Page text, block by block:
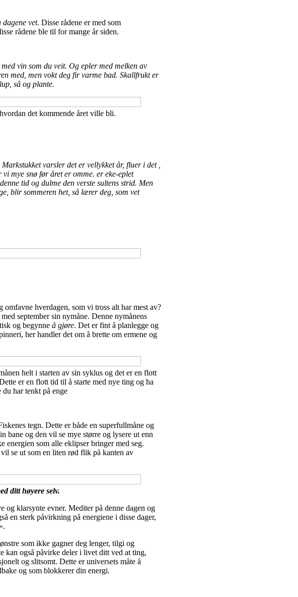
dagene vet. Disse rådene er med som
rådene ble til for mange år siden.
vin som du veit. Og epler med melken av
med, men vokt deg fir varme bad. Skallfrukt er
så og plante.
det kommende året ville bli.
varsler det er vellykket år, fluer i det ,
mye snø før året er omme. er eke-eplet
tid og dulme den verste sultens strid. Men
blir sommeren het, så lærer deg, som vet
hverdagen, som vi tross alt har mest av?
september sin nymåne. Denne nymånens
og begynne å gjøre. Det er fint å planlegge og
her handler det om å brette om ermene og
helt i starten av sin syklus og det er en flott
er en flott tid til å starte med nye ting og ha
har tenkt på enge
tegn. Dette er både en superfullmåne og
bane og den vil se mye større og lysere ut enn
energien som alle eklipser bringer med seg.
se ut som en liten rød flik på kanten av
ditt høyere selv.
klarsynte evner. Mediter på denne dagen og
en sterk påvirkning på energiene i disse dager,
som ikke gagner deg lenger, tilgi og
kan også påvirke deler i livet ditt ved at ting,
og slitsomt. Dette er universets måte å
og som blokkerer din energi.